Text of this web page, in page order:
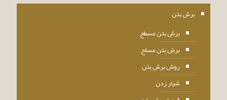
برش بتن
برش بتن مسطح
برش بتن مسلح
روش برش بتن
شیار زدن